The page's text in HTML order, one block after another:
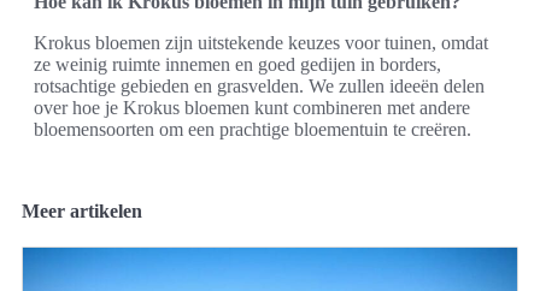
Krokus bloemen zijn uitstekende keuzes voor tuinen, omdat
ze weinig ruimte innemen en goed gedijen in borders,
rotsachtige gebieden en grasvelden. We zullen ideeën delen
over hoe je Krokus bloemen kunt combineren met andere
bloemensoorten om een prachtige bloementuin te creëren.
Meer artikelen